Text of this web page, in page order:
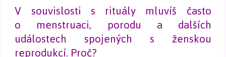
V souvislosti s rituály mluvíš často
o menstruaci, porodu a dalších
událostech spojených s ženskou
reprodukcí. Proč?